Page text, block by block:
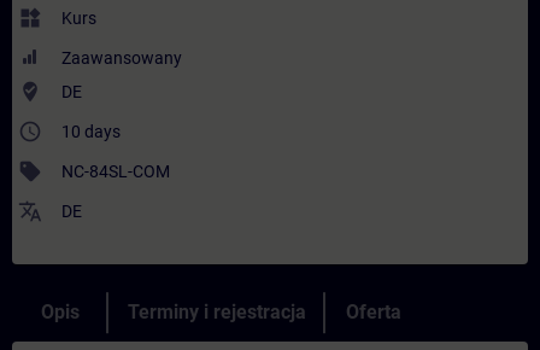
widgets Kurs
Zaawansowany
where_to_vote DE
access_time 10 days
sell NC-84SL-COM
translate DE
Opis Terminy i rejestracja Oferta